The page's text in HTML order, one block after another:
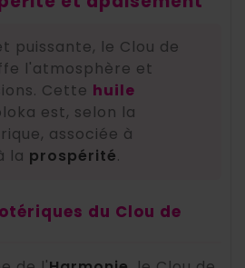
puissante, le Clou de
l'atmosphère et
Cette huile
est, selon la
associée à
la prospérité.
du Clou de